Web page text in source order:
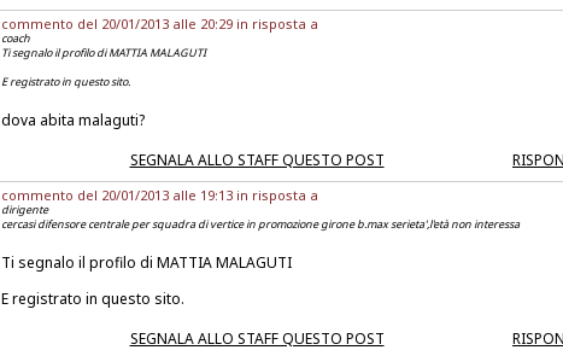
commento del 20/01/2013 alle 20:29 in risposta a
coach
Ti segnalo il profilo di MATTIA MALAGUTI
E registrato in questo sito.
dova abita malaguti?
SEGNALA ALLO STAFF QUESTO POST
commento del 20/01/2013 alle 19:13 in risposta a
dirigente
cercasi difensore centrale per squadra di vertice in promozione girone b.max serieta',l'età non interessa
Ti segnalo il profilo di MATTIA MALAGUTI
E registrato in questo sito.
SEGNALA ALLO STAFF QUESTO POST